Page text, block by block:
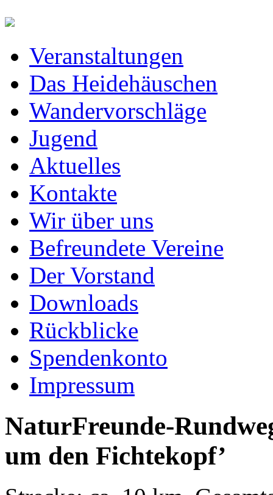
Veranstaltungen
Das Heidehäuschen
Wandervorschläge
Jugend
Aktuelles
Kontakte
Wir über uns
Befreundete Vereine
Der Vorstand
Downloads
Rückblicke
Spendenkonto
Impressum
NaturFreunde-
um den Fichtekopf’